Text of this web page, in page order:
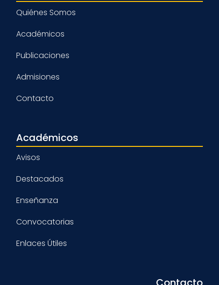
Quiénes Somos
Académicos
Publicaciones
Admisiones
Contacto
Académicos
Avisos
Destacados
Enseñanza
Convocatorias
Enlaces Útiles